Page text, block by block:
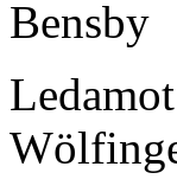
Bensby